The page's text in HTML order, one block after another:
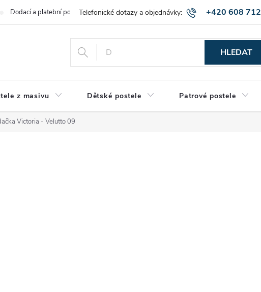
+420 608 712
515
Dodací a platební podmínky Obchodní podmínky Montáž a výnos zboží
HLEDAT
z masivu Dětské postele Patrové postele
Victoria - Velutto 09